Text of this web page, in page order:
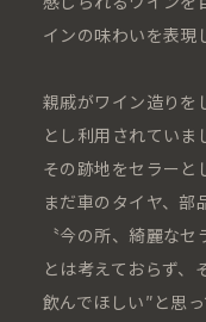
インの味わいを表現
親戚がワイン造りを
とし利用されていま
その跡地をセラーと
まだ車のタイヤ、部
〝今の所、綺麗な
とは考えておらず、
飲んでほしい″と思っ